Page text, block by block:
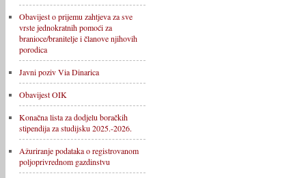
Obavijest o prijemu zahtjeva za sve
vrste jednokratnih pomoći za
branioce/branitelje i članove njihovih
porodica
Javni poziv Via Dinarica
Obavijest OIK
Konačna lista za dodjelu boračkih
stipendija za studijsku 2025.-2026.
Ažuriranje podataka o registrovanom
poljoprivrednom gazdinstvu